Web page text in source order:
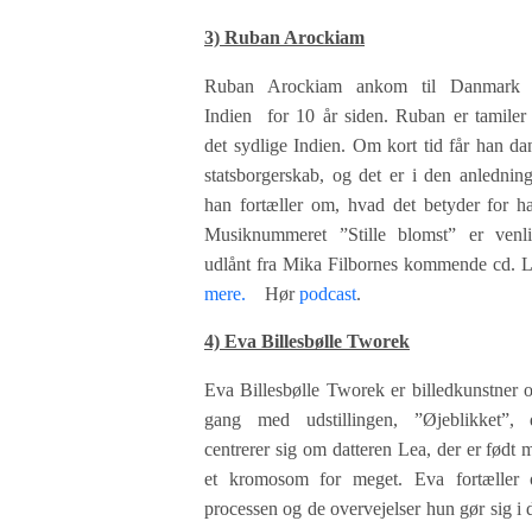
3) Ruban Arockiam
Ruban Arockiam ankom til Danmark
Indien for 10 år siden. Ruban er tamiler
det sydlige Indien. Om kort tid får han
statsborgerskab, og det er i den
han fortæller om, hvad det betyder for
Musiknummeret ”Stille blomst” er
udlånt fra Mika Filbornes kommende cd.
mere.
Hørpodcast.
4) Eva Billesbølle Tworek
Eva Billesbølle Tworek er billedkunstner
gang med udstillingen, ”Øjeblikket”,
centrerer sig om datteren Lea, der er født
et kromosom for meget. Eva fortæller
processen og de overvejelser hun gør sig i